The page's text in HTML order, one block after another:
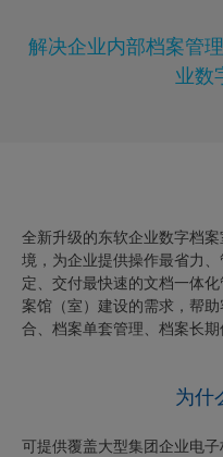
解决企业内部档案管
业数
全新升级的东软企业数字档
境，为企业提供操作最省力
定、交付最快速的文档一体
案馆（室）建设的需求，帮
合、档案单套管理、档案长期
为什
可提供覆盖大型集团企业电